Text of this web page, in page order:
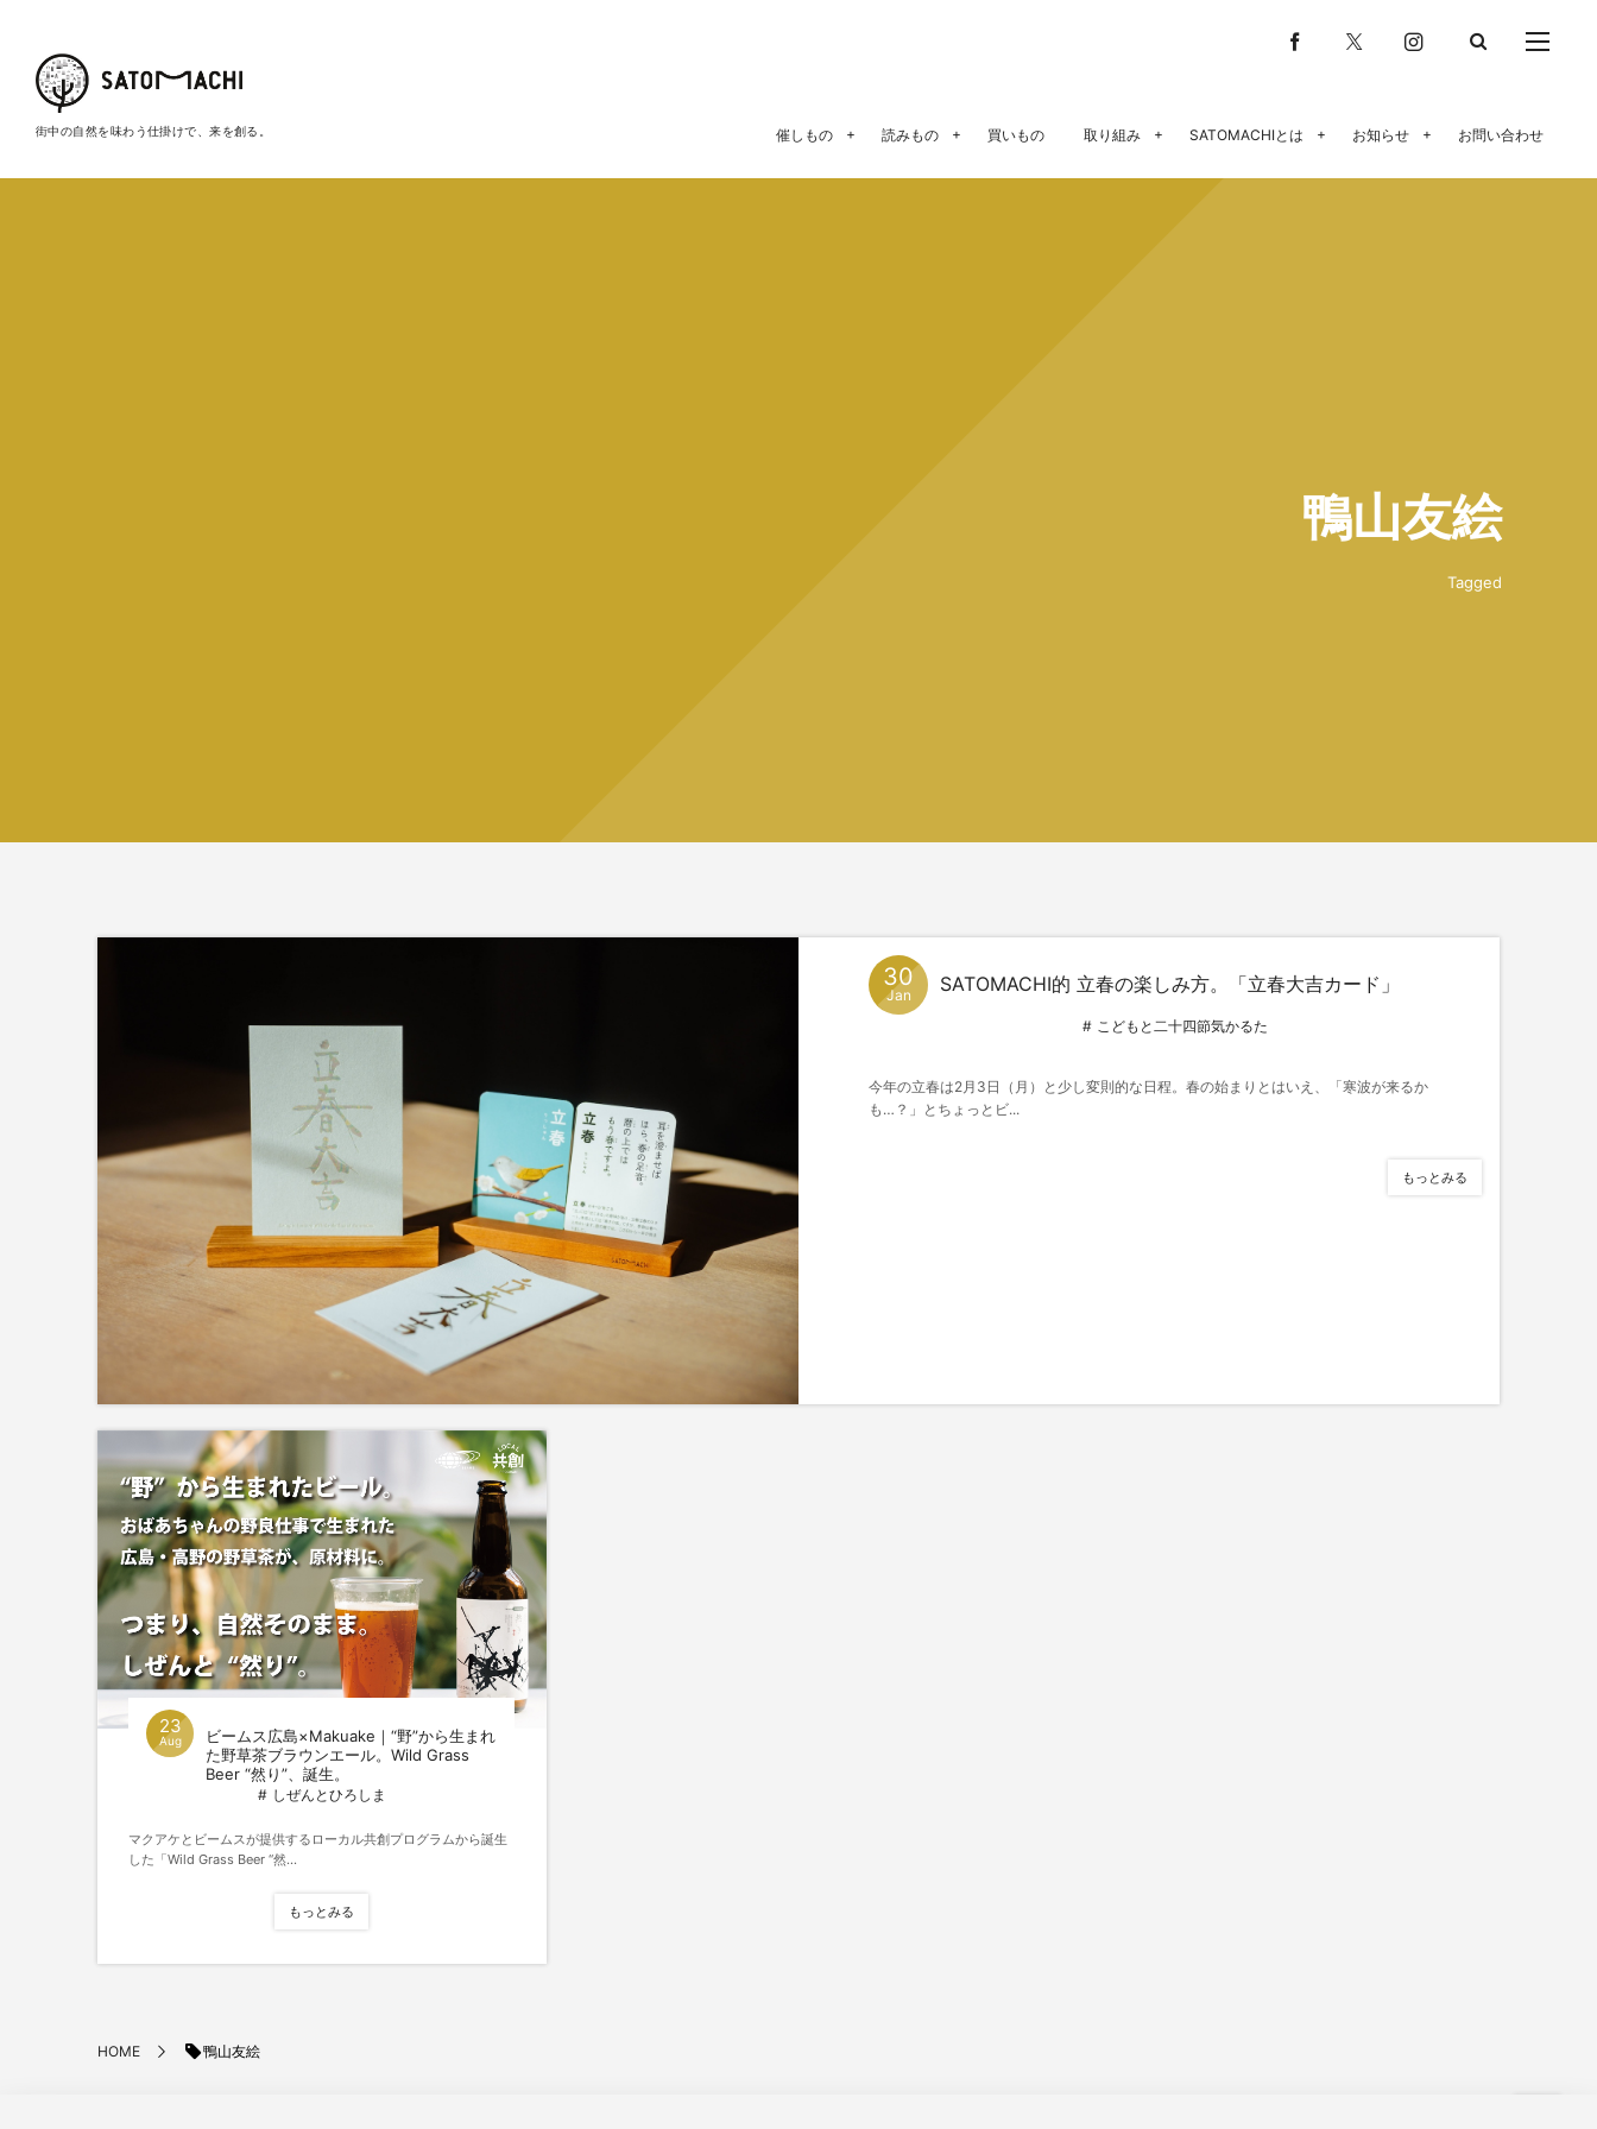
街中の自然を味わう仕掛けで、来を創る。 催しもの 読みもの 買いもの 取り組み SATOMACHIとは お知らせ お問い合わせ
鴨山友絵
Tagged
30
Jan SATOMACHI的 立春の楽しみ方。「立春大吉カード」
こどもと二十四節気かるた
今年の立春は2月3日（月）と少し変則的な日程。春の始まりとはいえ、「寒波が来るか
も…？」とちょっとビ...
もっとみる
23
Aug
ビームス広島×Makuake｜“野”から生まれ
た野草茶ブラウンエール。Wild Grass
Beer “然り”、誕生。
しぜんとひろしま
マクアケとビームスが提供するローカル共創プログラムから誕生
した「Wild Grass Beer “然...
もっとみる
HOME 鴨山友絵